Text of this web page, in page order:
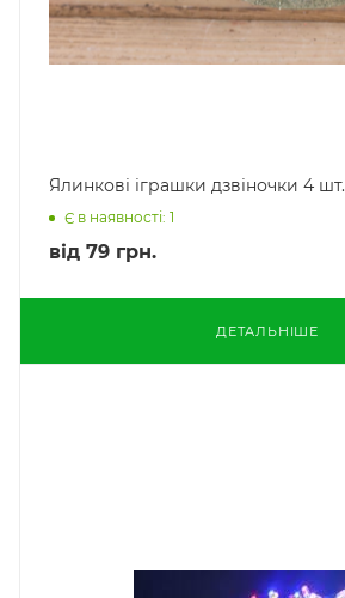
Ялинкові іграшки дзвіночки 4 шт.
Є в наявності: 1
від 79 грн.
ДЕТАЛЬНІШЕ